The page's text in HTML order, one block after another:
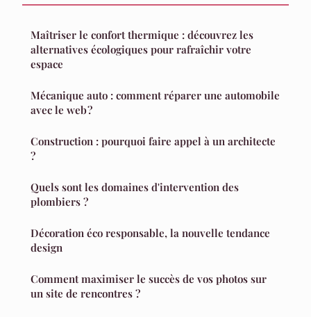
Maîtriser le confort thermique : découvrez les
alternatives écologiques pour rafraîchir votre
espace
Mécanique auto : comment réparer une automobile
avec le web ?
Construction : pourquoi faire appel à un architecte
?
Quels sont les domaines d'intervention des
plombiers ?
Décoration éco responsable, la nouvelle tendance
design
Comment maximiser le succès de vos photos sur
un site de rencontres ?